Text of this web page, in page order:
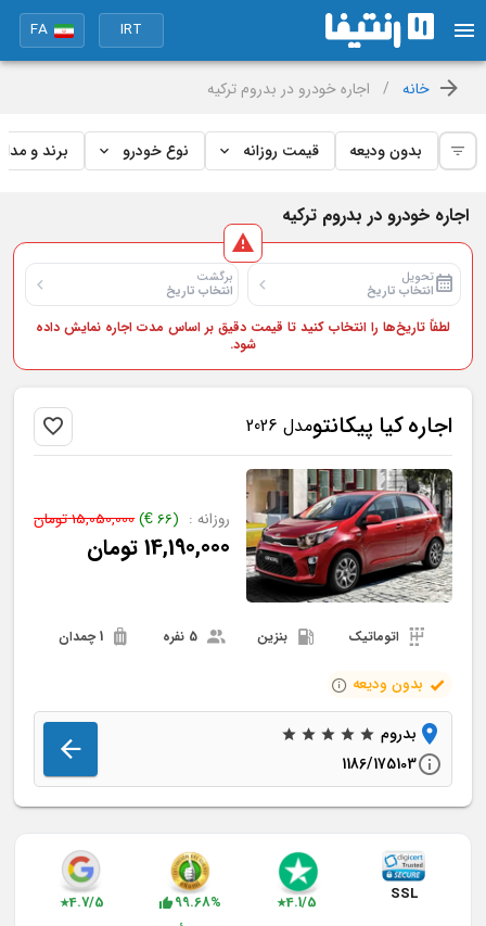
IRT
FA
خانه / اجاره خودرو در بدروم ترکیه
بدون ودیعه قیمت روزانه نوع خودرو برند و مدل
اجاره خودرو در بدروم ترکیه
تحویل
انتخاب تاریخ
برگشت
انتخاب تاریخ
لطفاً تاریخ‌ها را انتخاب کنید تا قیمت دقیق بر اساس مدت اجاره نمایش داده
شود.
اجارهکیا پیکانتومدل 2026
روزانه : (
66
€
)
15,050,000تومان
14,190,000تومان
اتوماتیک بنزین 1 چمدان
بدون ودیعه
بدروم
1186/175103
★4.7/5 99.68% ★4.1/5
SSL